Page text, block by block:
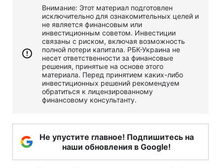
Внимание: Этот материал подготовлен
исключительно для ознакомительных целей и
не является финансовым или
инвестиционным советом. Инвестиции
связаны с риском, включая возможность
полной потери капитала. РБК-Украина не
несет ответственности за финансовые
решения, принятые на основе этого
материала. Перед принятием каких-либо
инвестиционных решений рекомендуем
обратиться к лицензированному
финансовому консультанту.
Не упустите главное! Подпишитесь на
наши обновления в Google!